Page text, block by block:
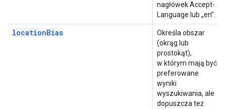
nagłówek Accept-
Language lub „en”.
locationBias
Określa obszar
(okrąg lub
prostokąt),
w którym mają być
preferowane
wyniki
wyszukiwania, ale
dopuszcza też